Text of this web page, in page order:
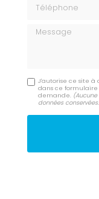
Message
J'autorise ce site à
dans ce
demande.
données